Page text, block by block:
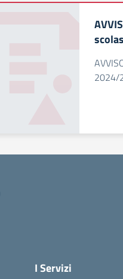
2024/
I Servizi